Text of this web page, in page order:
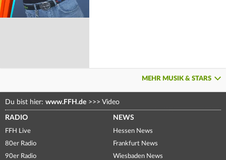
MEHR MUSIK & STARS
Du bist hier: www.FFH.de >>> Video
RADIO
FFH Live
80er Radio
90er Radio
NEWS
Hessen News
Frankfurt News
Wiesbaden News